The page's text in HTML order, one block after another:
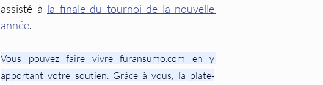
assisté à la finale du tournoi de la nouvelle
année.
Vous pouvez faire vivre furansumo.com en y
apportant votre soutien. Grâce à vous, la plate-